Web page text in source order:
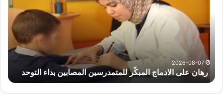
للمتمدرسين
المصابين
التوحد
2026-08-07
رهان على الادماج المبكّر للمتمدرسين المصابين بداء التوحد